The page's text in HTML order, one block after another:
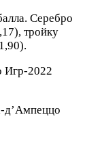
Серебро
тройку
Игр‑2022